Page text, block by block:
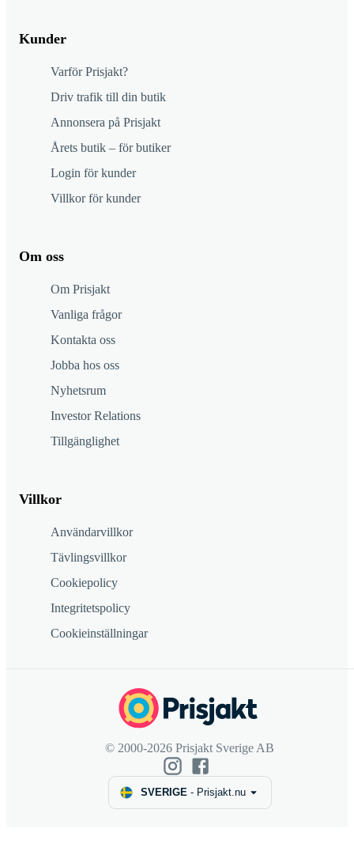
Kunder
Varför Prisjakt?
Driv trafik till din butik
Annonsera på Prisjakt
Årets butik – för butiker
Login för kunder
Villkor för kunder
Om oss
Om Prisjakt
Vanliga frågor
Kontakta oss
Jobba hos oss
Nyhetsrum
Investor Relations
Tillgänglighet
Villkor
Användarvillkor
Tävlingsvillkor
Cookiepolicy
Integritetspolicy
Cookieinställningar
© 2000-2026 Prisjakt Sverige AB
SVERIGE- Prisjakt.nu